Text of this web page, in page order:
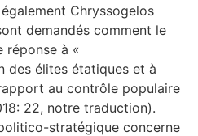
Chryssogelos
demandés comment le
réponse à «
des élites étatiques et à
au contrôle populaire
22, notre traduction).
stratégique concerne